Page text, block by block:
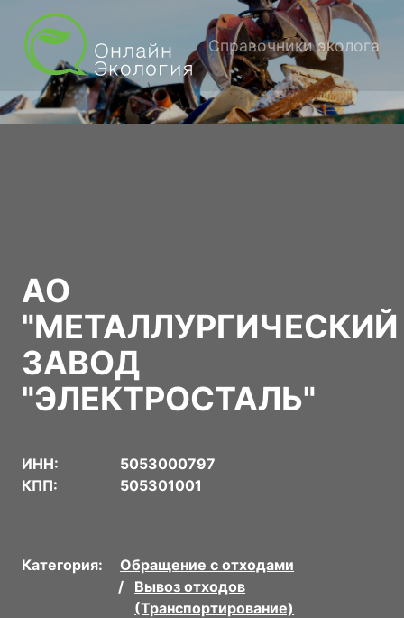
Справочники эколога
АО
"МЕТАЛЛУРГИЧЕСКИЙ
ЗАВОД
"ЭЛЕКТРОСТАЛЬ"
ИНН:
5053000797
КПП:
505301001
Категория:
Обращение с отходами
Вывоз отходов
(Транспортирование)